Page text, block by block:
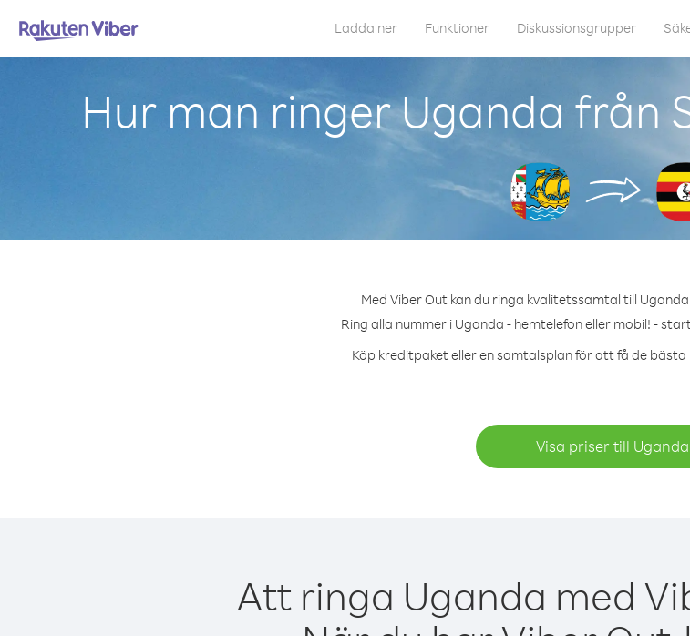
Ladda ner Funktioner Diskussionsgrupper
Hur man ringer Uganda från
Med Viber Out kan du ringa kvalitetssamtal till
Ring alla nummer i Uganda - hemtelefon eller mobil! -
Köp kreditpaket eller en samtalsplan för att få de
Visa priser till Uganda
Att ringa Uganda med